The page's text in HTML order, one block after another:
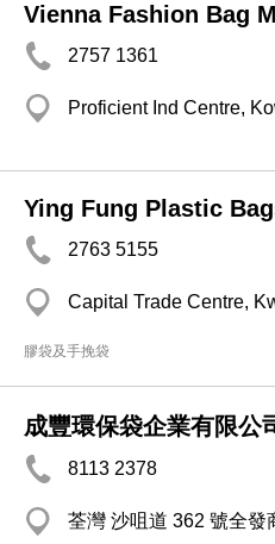
Vienna Fashion Bag
2757 1361
Proficient Ind Centre,
Ying Fung Plastic
2763 5155
Capital Trade Centre,
膠袋及手挽袋
成豐環保袋企業有限公
8113 2378
荃灣 沙咀道 362 號全發